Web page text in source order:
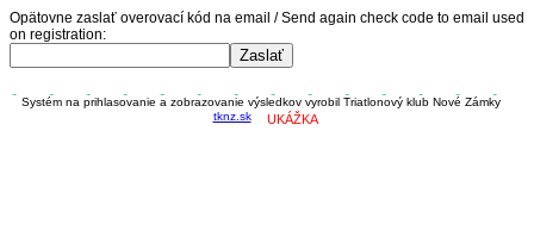
Opätovne zaslať overovací kód na email / Send again check code to email used
on registration:
Systém na prihlasovanie a zobrazovanie výsledkov vyrobil Triatlonový klub Nové Zámky
tknz.sk
UKÁŽKA